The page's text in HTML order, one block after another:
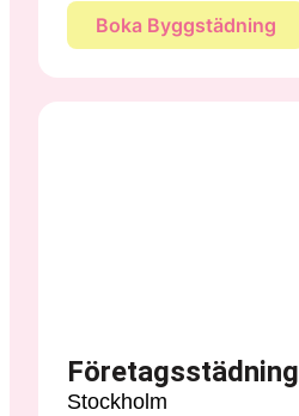
Boka Byggstädning
Företagsstädning
Stockholm